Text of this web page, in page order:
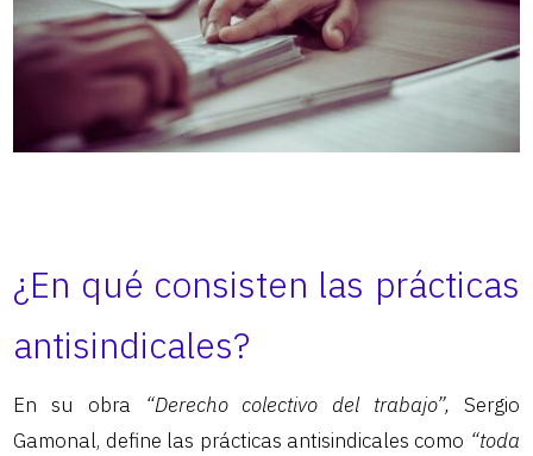
¿En qué consisten las prácticas
antisindicales?
En su obra “Derecho colectivo del trabajo”, Sergio
Gamonal, define las prácticas antisindicales como “toda